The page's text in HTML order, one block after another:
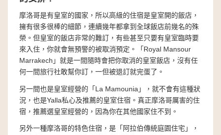
摩洛哥是有皇室的國家，所以高級的住宿是皇室開的飯店，
擁有很多很棒的細節，連續幾年都拿到全球飯店前幾名的殊
榮。但皇室的飯店非常的難訂，有些甚至只要有皇室臨時要
來入住，你就會無預警的被取消預定。「Royal Mansour
Marrakech」就是一間隨時會把你取消的皇室飯店，沒有任
何一間旅行社敢幫你訂，一但被退訂就完蛋了。
另一間也是皇室經營的「La Mamounia」，就不會有這種狀
況，也是Yalla私心及推薦的皇室住宿。真正摩洛哥厲害的住
宿，推薦選皇室經營的，因為你在其他國家住不到。
另外一種摩洛哥的特色住宿，是「阿拉伯傳統庭園住宅」，